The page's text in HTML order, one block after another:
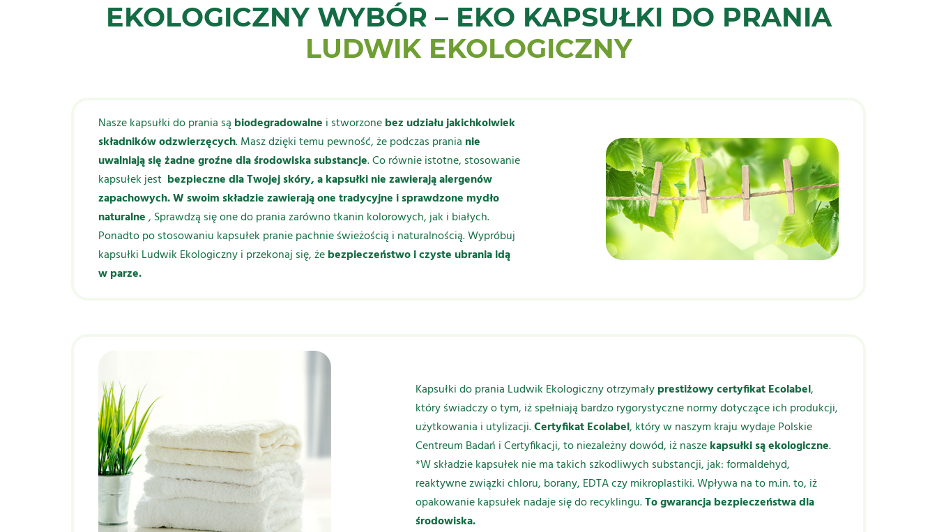
EKOLOGICZNY WYBÓR – EKO KAPSUŁKI DO PRANIA
LUDWIK EKOLOGICZNY
Nasze kapsułki do prania sąbiodegradowalne i stworzonebez udziału jakichkolwiek
składników odzwierzęcych. Masz dzięki temu pewność, że podczas prania nie
uwalniają się żadne groźne dla środowiska substancje. Co równie istotne, stosowanie
kapsułek jest bezpieczne dla Twojej skóry, a kapsułki nie zawierają alergenów
zapachowych. W swoim składzie zawierają one tradycyjne i sprawdzone mydło
naturalne, Sprawdzą się one do prania zarówno tkanin kolorowych, jak i białych.
Ponadto po stosowaniu kapsułek pranie pachnie świeżością i naturalnością. Wypróbuj
kapsułki Ludwik Ekologiczny i przekonaj się, żebezpieczeństwo i czyste ubrania idą
w parze.
Kapsułki do prania Ludwik Ekologiczny otrzymałyprestiżowy certyfikat Ecolabel,
który świadczy o tym, iż spełniają bardzo rygorystyczne normy dotyczące ich produkcji,
użytkowania i utylizacji.Certyfikat Ecolabel, który w naszym kraju wydaje Polskie
Centreum Badań i Certyfikacji, to niezależny dowód, iż naszekapsułki są ekologiczne.
*W składzie kapsułek nie ma takich szkodliwych substancji, jak: formaldehyd,
reaktywne związki chloru, borany, EDTA czy mikroplastiki. Wpływa na to m.in. to, iż
opakowanie kapsułek nadaje się do recyklingu.To gwarancja bezpieczeństwa dla
środowiska.